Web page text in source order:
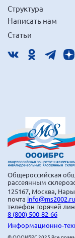
Структура
Написать нам
Статьи
Общероссийская
рассеянным
125167, Москва,
почта info@ms2002.ru
телефон горячей
8 (800) 500-82-66
Информационно-